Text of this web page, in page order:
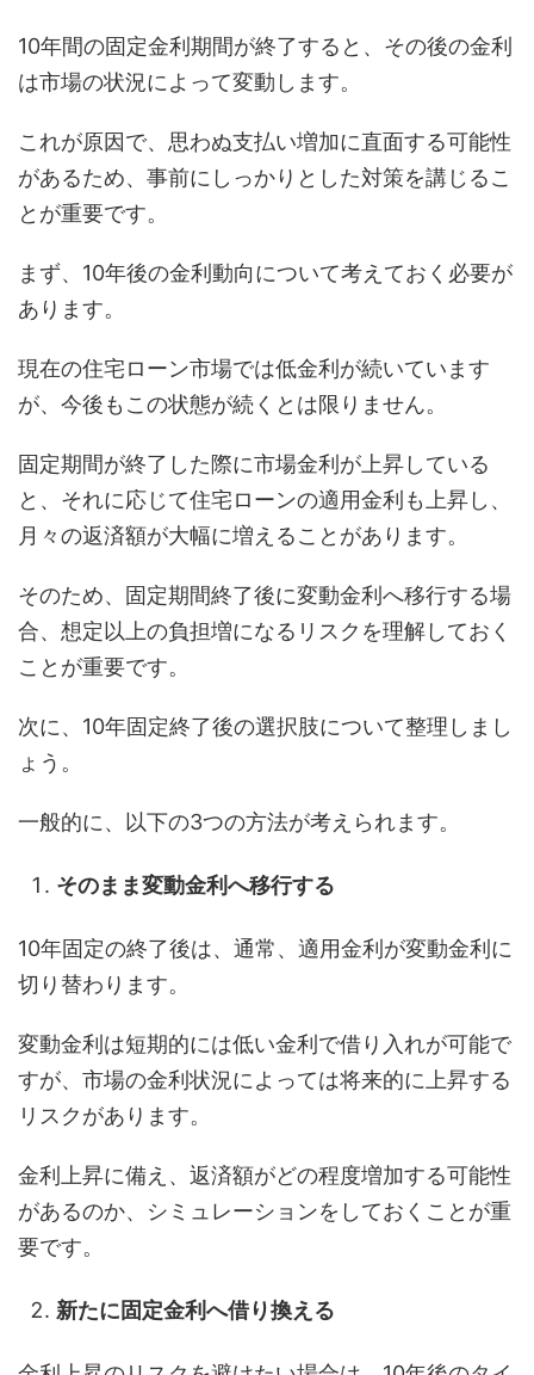
10年間の固定金利期間が終了すると、その後の金利
は市場の状況によって変動します。
これが原因で、思わぬ支払い増加に直面する可能性
があるため、事前にしっかりとした対策を講じるこ
とが重要です。
まず、10年後の金利動向について考えておく必要が
あります。
現在の住宅ローン市場では低金利が続いています
が、今後もこの状態が続くとは限りません。
固定期間が終了した際に市場金利が上昇している
と、それに応じて住宅ローンの適用金利も上昇し、
月々の返済額が大幅に増えることがあります。
そのため、固定期間終了後に変動金利へ移行する場
合、想定以上の負担増になるリスクを理解しておく
ことが重要です。
次に、10年固定終了後の選択肢について整理しまし
ょう。
一般的に、以下の3つの方法が考えられます。
そのまま変動金利へ移行する
10年固定の終了後は、通常、適用金利が変動金利に
切り替わります。
変動金利は短期的には低い金利で借り入れが可能で
すが、市場の金利状況によっては将来的に上昇する
リスクがあります。
金利上昇に備え、返済額がどの程度増加する可能性
があるのか、シミュレーションをしておくことが重
要です。
新たに固定金利へ借り換える